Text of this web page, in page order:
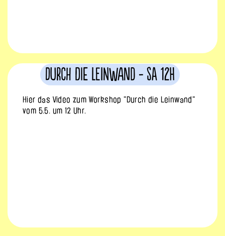
Durch die Leinwand - Sa 12h
Hier das Video zum Workshop "Durch die Leinwand"
vom 5.5. um 12 Uhr.